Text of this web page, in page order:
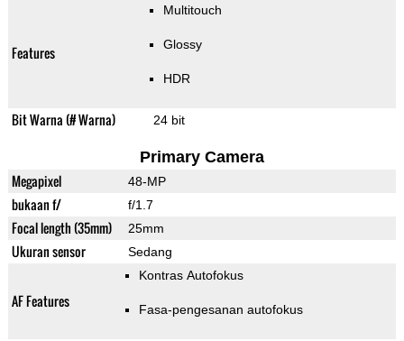
Features
Multitouch
Glossy
HDR
Bit Warna (# Warna) 24 bit
Primary Camera
Megapixel 48-MP
bukaan f/ f/1.7
Focal length (35mm) 25mm
Ukuran sensor Sedang
AF Features
Kontras Autofokus
Fasa-pengesanan autofokus